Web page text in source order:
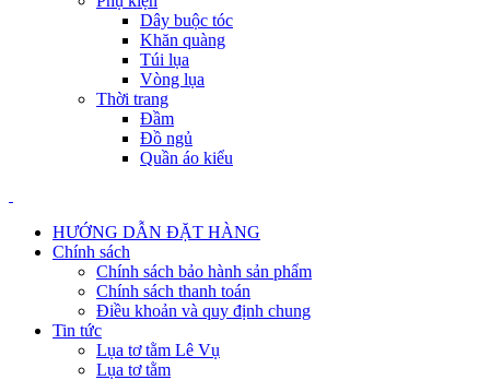
Dây buộc tóc
Khăn quàng
Túi lụa
Vòng lụa
Thời trang
Đầm
Đồ ngủ
Quần áo kiểu
HƯỚNG DẪN ĐẶT HÀNG
Chính sách
Chính sách bảo hành sản phẩm
Chính sách thanh toán
Điều khoản và quy định chung
Tin tức
Lụa tơ tằm Lê Vụ
Lụa tơ tằm